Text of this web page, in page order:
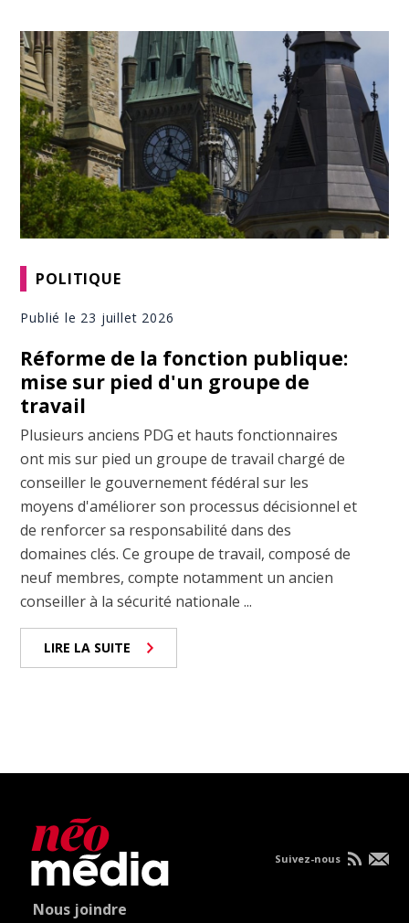
POLITIQUE
Publié le 23 juillet 2026
Réforme de la fonction publique:
mise sur pied d'un groupe de
travail
Plusieurs anciens PDG et hauts fonctionnaires
ont mis sur pied un groupe de travail chargé de
conseiller le gouvernement fédéral sur les
moyens d'améliorer son processus décisionnel et
de renforcer sa responsabilité dans des
domaines clés. Ce groupe de travail, composé de
neuf membres, compte notamment un ancien
conseiller à la sécurité nationale ...
LIRE LA SUITE
Nous joindre
Suivez-nous